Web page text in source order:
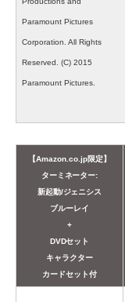
Paramount Pictures
Corporation. All Rights
Reserved. (C) 2015
Paramount Pictures.
【Amazon.co.jp限定】
ターミネーター:
新起動/ジェニシス
ブルーレイ
+
DVDセット
キャラクター
カードセット付